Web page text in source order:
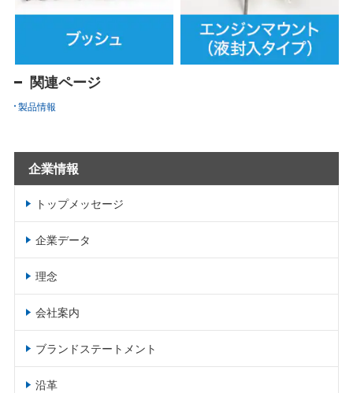
関連ページ
製品情報
企業情報
トップメッセージ
企業データ
理念
会社案内
ブランドステートメント
沿革